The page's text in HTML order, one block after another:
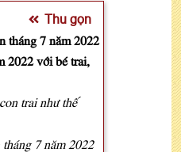
Thu gọn
tháng 7 năm 2022
2022 với bé trai,
trai như thế
7 năm 2022